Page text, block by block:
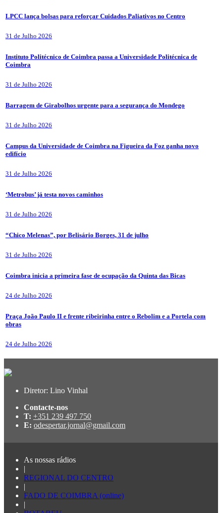
LPCC lança bolsas para reforçar Cuidados Paliativos no Centro
31 de Julho 2026
Instituto Politécnico de Coimbra passa a Universidade Politécnica de
Coimbra
31 de Julho 2026
Barragem de Girabolhos urgente para a segurança do Mondego
31 de Julho 2026
Campus da Universidade de Coimbra na Figueira da Foz ganha novo
edifício
31 de Julho 2026
‘Metrobus’ já testa novos caminhos
31 de Julho 2026
“Chico Melenas”, por Belisário Borges, 31 de julho
31 de Julho 2026
Coimbra inicia a primeira fase de ocupação da Quinta das Bicas
24 de Julho 2026
Praça João Paulo II e frente ribeirinha entre o Rebolim e a Portela com
obras
24 de Julho 2026
Diretor: Lino Vinhal
Contacte-nos
T: +351 239 497 750
E: odespertar.jornal@gmail.com
As nossas rádios
|
REGIONAL DO CENTRO
|
FADO DE COIMBRA (online)
|